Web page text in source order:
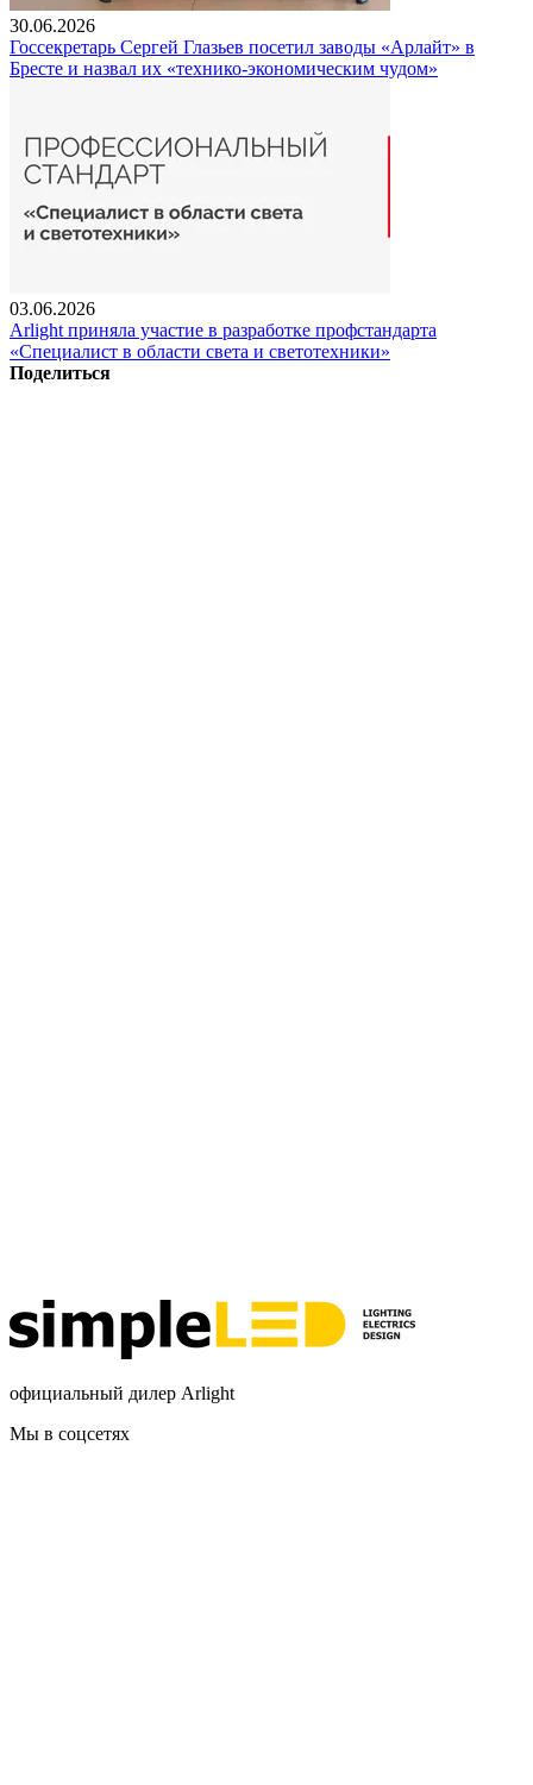
30.06.2026
Госсекретарь Сергей Глазьев посетил заводы «Арлайт» в
Бресте и назвал их «технико-экономическим чудом»
03.06.2026
Arlight приняла участие в разработке профстандарта
«Специалист в области света и светотехники»
Поделиться
официальный дилер Arlight
Мы в соцсетях